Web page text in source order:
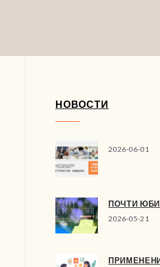
НОВОСТИ
2026-06-01
ПОЧТИ
2026-05-21